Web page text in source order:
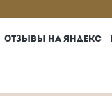
ОТЗЫВЫ НА ЯНДЕКС